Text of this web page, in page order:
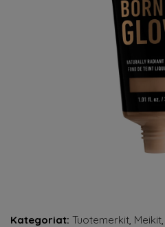
Kategoriat: Tuotemerkit, Meikit,